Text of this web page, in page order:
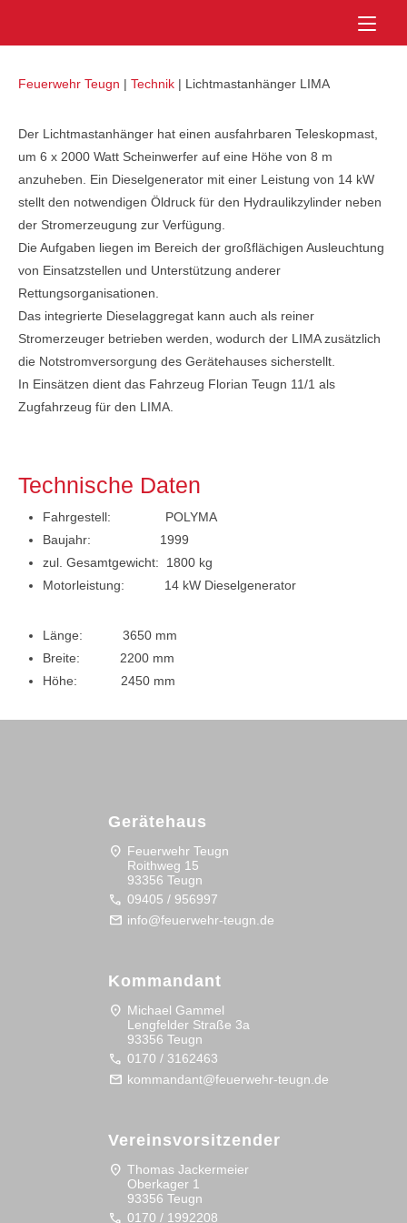
Feuerwehr Teugn | Technik | Lichtmastanhänger LIMA
Der Lichtmastanhänger hat einen ausfahrbaren Teleskopmast,
um 6 x 2000 Watt Scheinwerfer auf eine Höhe von 8 m
anzuheben. Ein Dieselgenerator mit einer Leistung von 14 kW
stellt den notwendigen Öldruck für den Hydraulikzylinder neben
der Stromerzeugung zur Verfügung.
Die Aufgaben liegen im Bereich der großflächigen Ausleuchtung
von Einsatzstellen und Unterstützung anderer
Rettungsorganisationen.
Das integrierte Dieselaggregat kann auch als reiner
Stromerzeuger betrieben werden, wodurch der LIMA zusätzlich
die Notstromversorgung des Gerätehauses sicherstellt.
In Einsätzen dient das Fahrzeug Florian Teugn 11/1 als
Zugfahrzeug für den LIMA.
Technische Daten
Fahrgestell: POLYMA
Baujahr: 1999
zul. Gesamtgewicht: 1800 kg
Motorleistung: 14 kW Dieselgenerator
Länge: 3650 mm
Breite: 2200 mm
Höhe: 2450 mm
Gerätehaus
location_on Feuerwehr Teugn
Roithweg 15
93356 Teugn
call 09405 / 956997
mail info@feuerwehr-teugn.de
Kommandant
location_on Michael Gammel
Lengfelder Straße 3a
93356 Teugn
call 0170 / 3162463
mail kommandant@feuerwehr-teugn.de
Vereinsvorsitzender
location_on Thomas Jackermeier
Oberkager 1
93356 Teugn
call 0170 / 1992208